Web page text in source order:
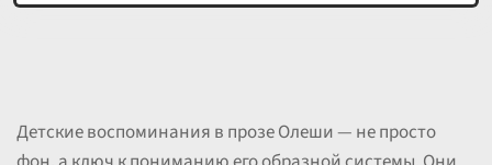
Детские воспоминания в прозе Олеши — не просто